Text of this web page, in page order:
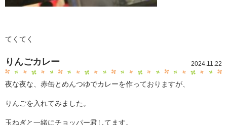
てくてく
2024.11.22
りんごカレー
夜な夜な、赤缶とめんつゆでカレーを作っておりますが、
りんごを入れてみました。
玉ねぎと一緒にチョッパー君してます。